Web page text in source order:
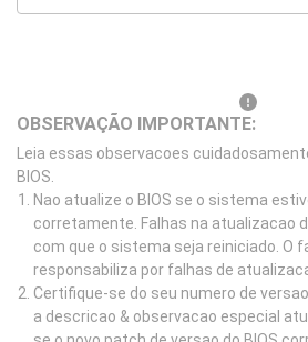
OBSERVAÇÃO IMPORTANTE:
Leia essas observacoes
BIOS.
Nao atualize o BIOS se o sistema
corretamente. Falhas na atualizacao
com que o sistema seja reiniciado. O
responsabiliza por falhas de
Certifique-se do seu numero de
a descricao & observacao especial